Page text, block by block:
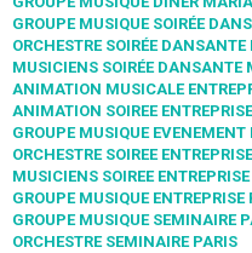
GROUPE MUSIQUE SOIRÉE
ORCHESTRE SOIRÉE
MUSICIENS SOIRÉE DANSANTE
ANIMATION MUSICALE
ANIMATION SOIREE
GROUPE MUSIQUE EVENEMENT
ORCHESTRE SOIREE
MUSICIENS SOIREE
GROUPE MUSIQUE ENTREPRISE
GROUPE MUSIQUE SEMINAIRE
ORCHESTRE SEMINAIRE PARIS